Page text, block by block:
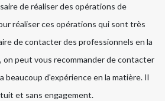
de réaliser des opérations de
réaliser ces opérations qui sont très
de contacter des professionnels en la
on peut vous recommander de contacter
beaucoup d'expérience en la matière. Il
et sans engagement.